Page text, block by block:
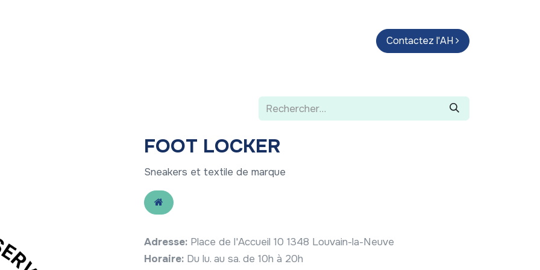
Parcours d'artistes Guide
Contactez l'AH
FOOT LOCKER
Sneakers et textile de marque
Adresse: Place de l'Accueil 10 1348 Louvain-la-Neuve
Horaire: Du lu. au sa. de 10h à 20h